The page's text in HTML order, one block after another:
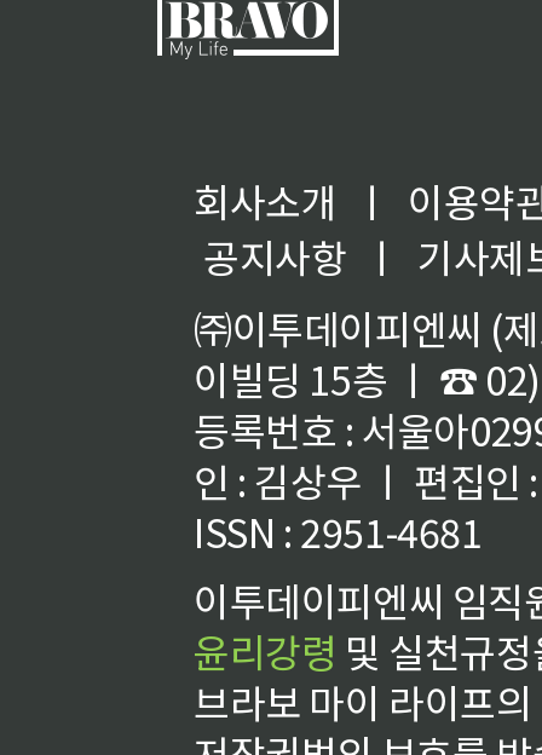
회사소개 ㅣ
이용약
공지사항
ㅣ
기사제
㈜이투데이피엔씨 (
이빌딩 15층 ㅣ ☎
등록번호 : 서울아
인 : 김상우 ㅣ 편집인
ISSN : 2951-4681
이투데이피엔씨 임
윤리강령 및 실천규
브라보 마이 라이프